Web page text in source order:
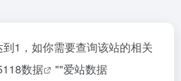
1，如你需要查询该站的相关
数据 ""爱站数据